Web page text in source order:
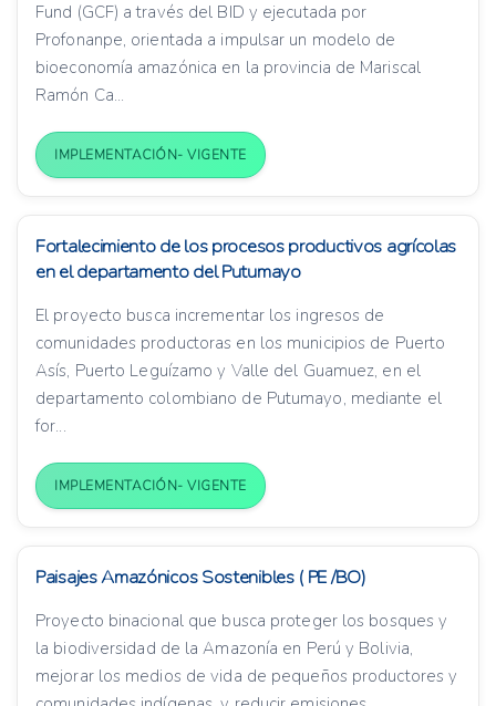
Fund (GCF) a través del BID y ejecutada por
Profonanpe, orientada a impulsar un modelo de
bioeconomía amazónica en la provincia de Mariscal
Ramón Ca...
IMPLEMENTACIÓN- VIGENTE
Fortalecimiento de los procesos productivos agrícolas
en el departamento del Putumayo
El proyecto busca incrementar los ingresos de
comunidades productoras en los municipios de Puerto
Asís, Puerto Leguízamo y Valle del Guamuez, en el
departamento colombiano de Putumayo, mediante el
for...
IMPLEMENTACIÓN- VIGENTE
Paisajes Amazónicos Sostenibles ( PE /BO)
Proyecto binacional que busca proteger los bosques y
la biodiversidad de la Amazonía en Perú y Bolivia,
mejorar los medios de vida de pequeños productores y